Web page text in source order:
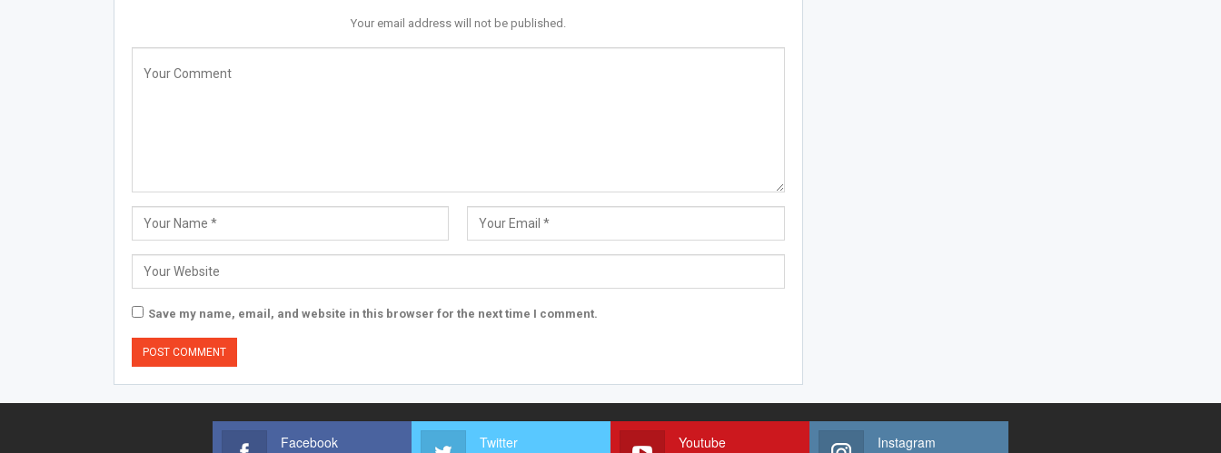
Your email address will not be published.
Save my name, email, and website in this browser for the next time I comment.
Facebook Twitter Youtube Instagram